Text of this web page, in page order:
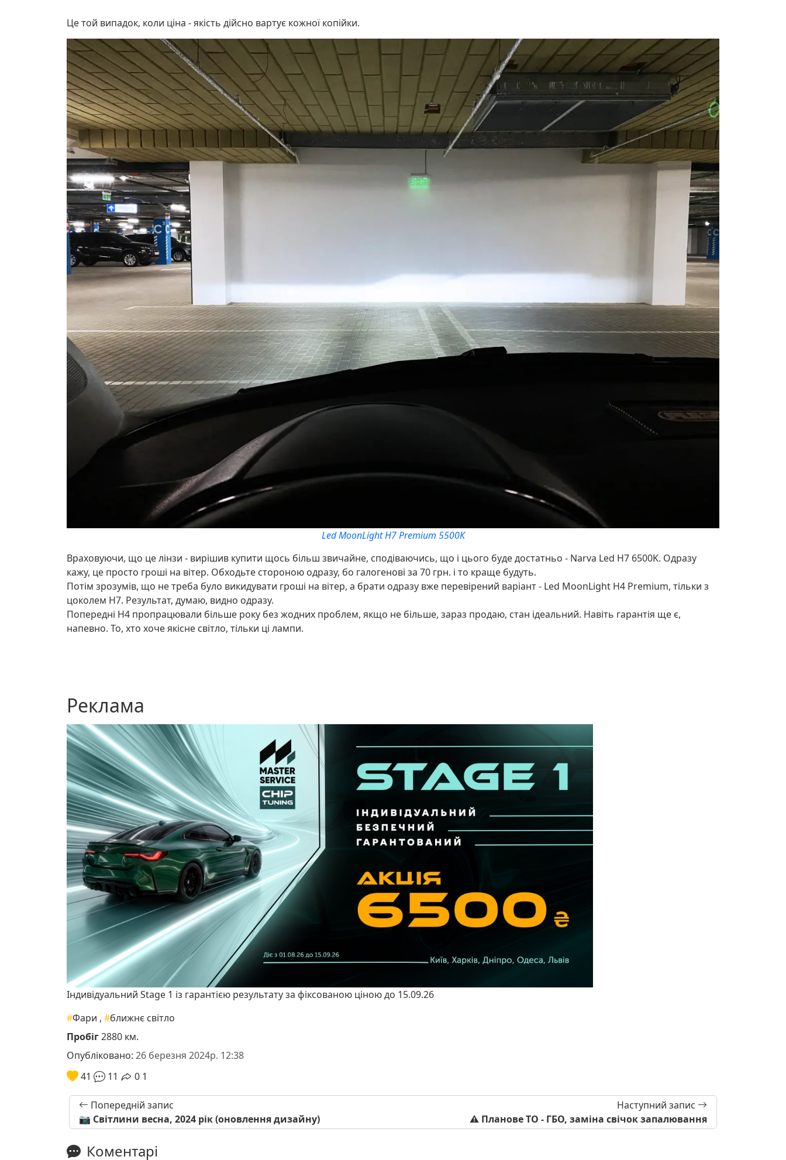
Це той випадок, коли ціна - якість дійсно вартує кожної копійки.
Led MoonLight H7 Premium 5500К
Враховуючи, що це лінзи - вирішив купити щось більш звичайне, сподіваючись, що і цього буде достатньо - Narva Led H7 6500K. Одразу
кажу, це просто гроші на вітер. Обходьте стороною одразу, бо галогенові за 70 грн. і то краще будуть.
Потім зрозумів, що не треба було викидувати гроші на вітер, а брати одразу вже перевірений варіант - Led MoonLight H4 Premium, тільки з
цоколем Н7. Результат, думаю, видно одразу.
Попередні H4 пропрацювали більше року без жодних проблем, якщо не більше, зараз продаю, стан ідеальний. Навіть гарантія ще є,
напевно. То, хто хоче якісне світло, тільки ці лампи.
Реклама
Індивідуальний Stage 1 із гарантією результату за фіксованою ціною до 15.09.26
#Фари , #ближнє світло
Пробіг2880 км.
Опубліковано: 26 березня 2024р. 12:38
41
11 0 1
Попередній запис
📷 Світлини весна, 2024 рік (оновлення дизайну)
Наступний запис
⚠️ Планове ТО - ГБО, заміна свічок запалювання
Коментарі